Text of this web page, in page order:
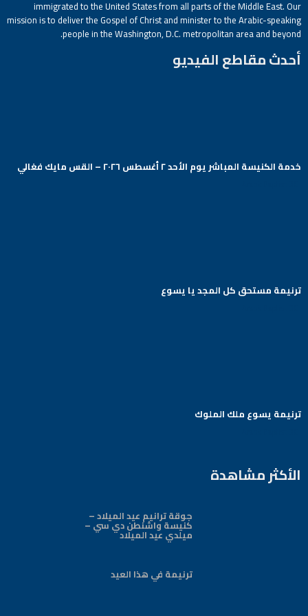
immigrated to the United States from all parts of the Middle East. Our
mission is to deliver the Gospel of Christ and minister to the Arabic-speaking
people in the Washington, D.C. metropolitan area and beyond.
أحدث مقاطع الفيديو
خدمة الكنيسة المباشر يوم الأحد ٢ أغسطس ٢٠٢٦ – القس مايك فغالي
ترنيمة مستحق كل المجد يا يسوع
ترنيمة يسوع ملك الملوك
الأكثر مشاهدة
جوقة ترانيم عيد الميلاد –
كنيسة واشنطن دي سي –
ميلدي عيد الميلاد
ترنيمة في هذا العيد